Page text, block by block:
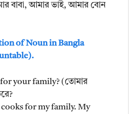
বাবা, আমার ভাই, আমার বোন
of Noun in Bangla
your family? (তোমার
for my family. My